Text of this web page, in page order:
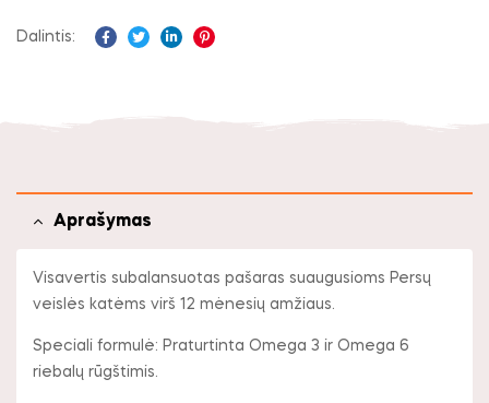
Dalintis:
Aprašymas
Visavertis subalansuotas pašaras suaugusioms Persų
veislės katėms virš 12 mėnesių amžiaus.
Speciali formulė: Praturtinta Omega 3 ir Omega 6
riebalų rūgštimis.